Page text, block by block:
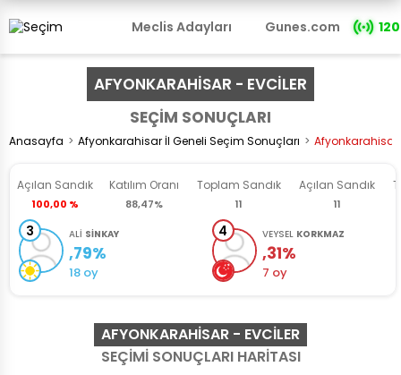
Meclis Adayları Gunes.com 120
AFYONKARAHİSAR - EVCİLER
SEÇİM SONUÇLARI
Anasayfa Afyonkarahisar İl Geneli Seçim Sonuçları Afyonkarahisar
Açılan Sandık
100,00 %
Katılım Oranı
88,47%
Toplam Sandık
11
Açılan Sandık
11
3 ALİ SİNKAY
,79%
18 oy
4 VEYSEL KORKMAZ
,31%
7 oy
AFYONKARAHISAR - EVCİLER
SEÇİMİ SONUÇLARI HARİTASI